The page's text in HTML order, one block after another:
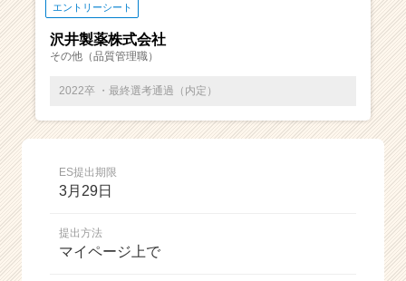
ベ
ン
チ
ー・
成
ス
エントリーシート
沢井製薬株式会社
その他（品質管理職）
2022卒 ・最終選考通過（内定）
ES提出期限
3月29日
提出方法
マイページ上で